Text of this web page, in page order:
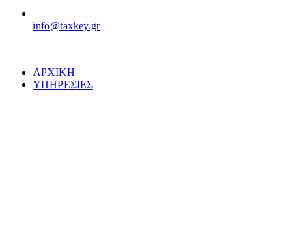
info@taxkey.gr
ΑΡΧΙΚΗ
ΥΠΗΡΕΣΙΕΣ